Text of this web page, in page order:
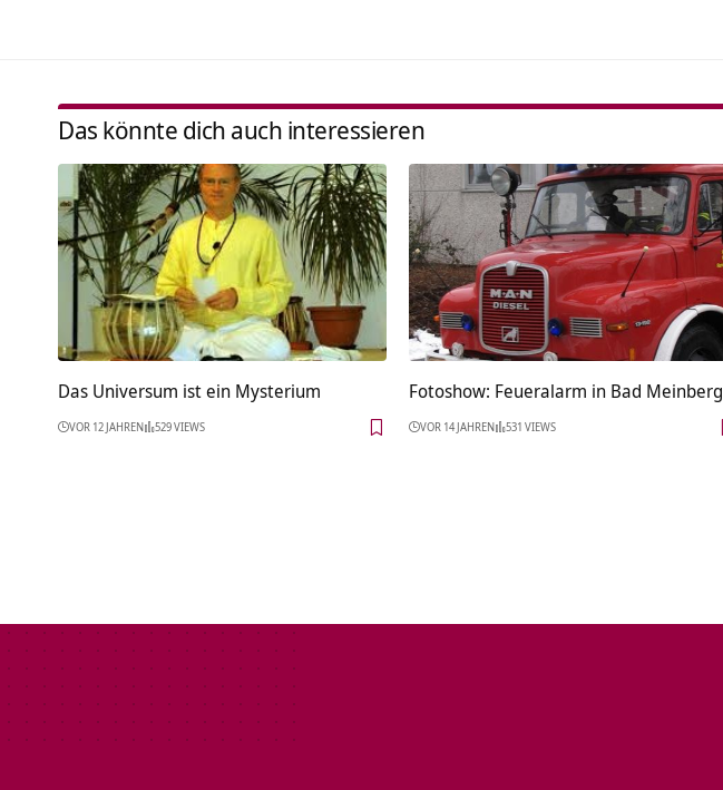
Das könnte dich auch interessieren
Das Universum ist ein Mysterium
VOR 12 JAHREN 529 VIEWS
Fotoshow: Feueralarm in Bad Meinberg
VOR 14 JAHREN 531 VIEWS